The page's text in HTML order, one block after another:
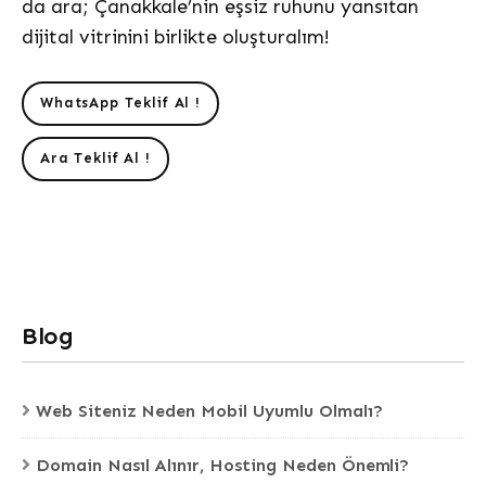
da ara; Çanakkale’nin eşsiz ruhunu yansıtan
dijital vitrinini birlikte oluşturalım!
WhatsApp Teklif Al !
Ara Teklif Al !
Blog
Web Siteniz Neden Mobil Uyumlu Olmalı?
Domain Nasıl Alınır, Hosting Neden Önemli?